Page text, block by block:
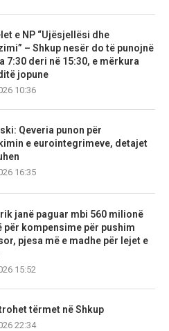
e NP “Ujësjellësi dhe
– Shkup nesër do të punojnë
7:30 deri në 15:30, e mërkura
jopune
10:36
Qeveria punon për
e eurointegrimeve, detajet
16:35
janë paguar mbi 560 milionë
për kompensime për pushim
pjesa më e madhe për lejet e
15:52
tërmet në Shkup
22:34